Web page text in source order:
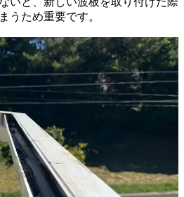
うため重要です。